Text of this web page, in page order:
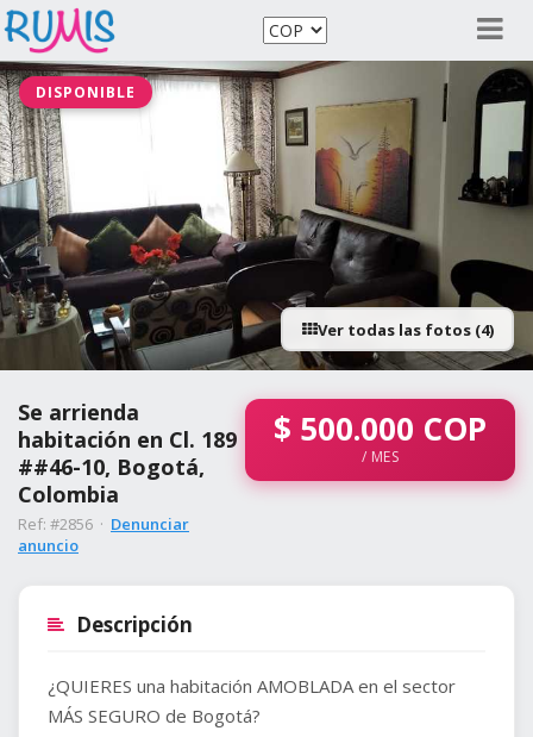
DISPONIBLE
Ver todas las fotos (4)
Se arrienda
habitación en Cl. 189
##46-10, Bogotá,
Colombia
Ref: #2856 · Denunciar
anuncio
$ 500.000 COP
/ MES
Descripción
¿QUIERES una habitación AMOBLADA en el sector
MÁS SEGURO de Bogotá?